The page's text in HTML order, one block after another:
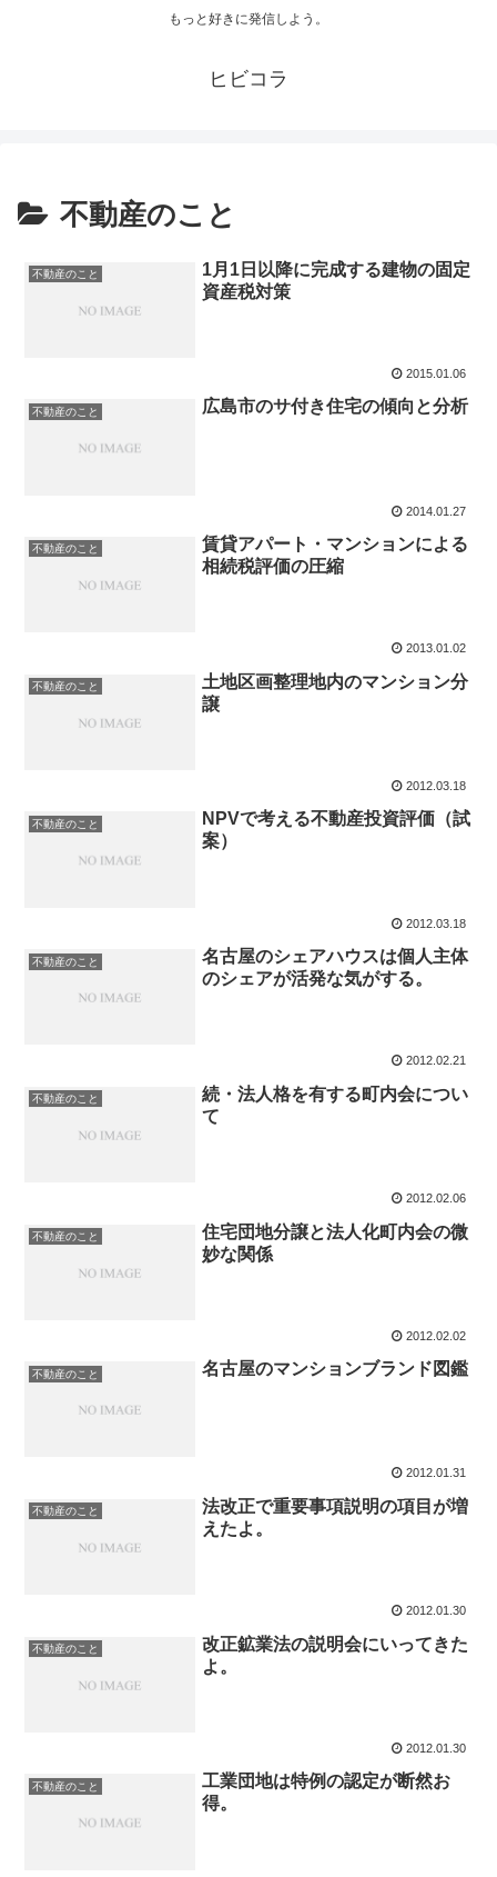
もっと好きに発信しよう。
ヒビコラ
不動産のこと
不動産のこと
1月1日以降に完成する建物の固定
資産税対策
2015.01.06
不動産のこと 広島市のサ付き住宅の傾向と分析
2014.01.27
不動産のこと
賃貸アパート・マンションによる
相続税評価の圧縮
2013.01.02
不動産のこと
土地区画整理地内のマンション分
譲
2012.03.18
不動産のこと
NPVで考える不動産投資評価（試
案）
2012.03.18
不動産のこと
名古屋のシェアハウスは個人主体
のシェアが活発な気がする。
2012.02.21
不動産のこと
続・法人格を有する町内会につい
て
2012.02.06
不動産のこと
住宅団地分譲と法人化町内会の微
妙な関係
2012.02.02
不動産のこと 名古屋のマンションブランド図鑑
2012.01.31
不動産のこと
法改正で重要事項説明の項目が増
えたよ。
2012.01.30
不動産のこと
改正鉱業法の説明会にいってきた
よ。
2012.01.30
不動産のこと
工業団地は特例の認定が断然お
得。